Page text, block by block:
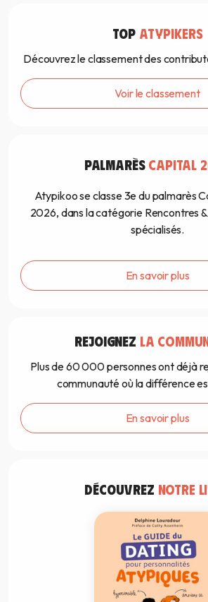
TOP ATYPIKERS
Découvrez le classement des
Voir le classement
PALMARÈS CAPITAL
Atypikoo se classe 3e du palmarès
2026, dans la catégorie Rencontres
spécialisés.
En savoir plus
REJOIGNEZ LA
Plus de 60 000 personnes ont déjà
communauté où la différence
En savoir plus
DÉCOUVREZ NOTRE